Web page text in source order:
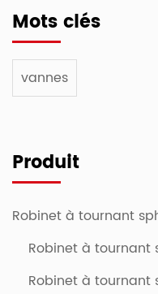
Mots clés
vannes
Produit
Robinet à tournant
Robinet à
Robinet à tournant